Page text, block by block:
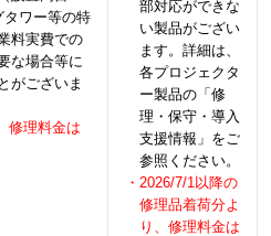
ワー等の特
料実費での
な場合等に
がございま
修理料金は
部対応ができな
い製品がござい
ます。詳細は、
各プロジェクタ
ー製品の「修
理・保守・導入
支援情報」をご
参照ください。
・2026/7/1以降の
修理品着荷分よ
り、修理料金は